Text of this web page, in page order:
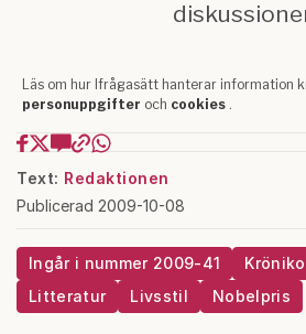
Text: Redaktionen
Publicerad 2009-10-08
Ingår i nummer 2009-41
Litteratur
Livsstil Nobelpris